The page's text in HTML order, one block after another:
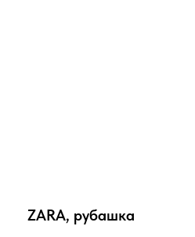
ZARA, рубашка